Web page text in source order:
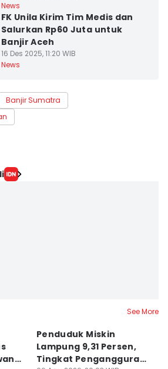
News
FK Unila Kirim Tim Medis dan
Salurkan Rp60 Juta untuk
Banjir Aceh
16 Des 2025, 11:20 WIB
News
Banjir Sumatra
See More
Penduduk Miskin
Lampung 9,31 Persen,
Tingkat Pengangguran